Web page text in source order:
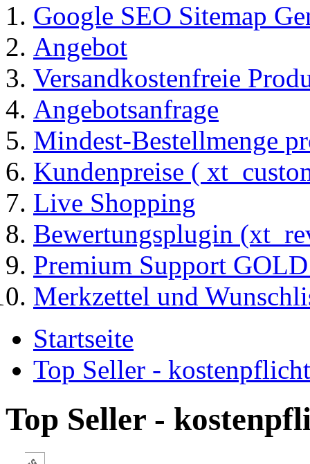
Google SEO Sitemap
Angebot
Versandkostenfreie
Angebotsanfrage
Mindest-Bestellmenge
Kundenpreise (
Live Shopping
Bewertungsplugin
Premium Support
Merkzettel und
Startseite
Top Seller -
Top Seller -